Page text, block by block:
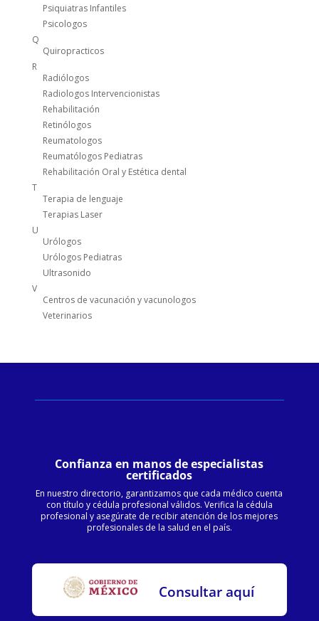
Psiquiatras Infantiles
Psicologos
Q
Quiropracticos
R
Radiólogos
Radiologos Intervencionistas
Rehabilitación
Retinólogos
Reumatologos
Reumatólogos Pediatras
Rehabilitación Oral y Estética dental
T
Terapia de lenguaje
Terapias Laser
U
Urólogos
Urólogos Pediatras
Ultrasonido
V
Centros de vacunación y vacunologos
Veterinarios
Confianza en manos de especialistas
certificados
En nuestro directorio, garantizamos que cada médico cuenta
con título y cédula profesional válidos. Verifica la cédula
profesional y asegúrate de recibir atención de los mejores
profesionales de la salud en el país.
Consultar aquí